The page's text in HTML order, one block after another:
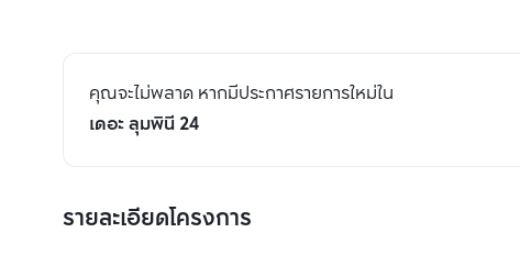
คุณจะไม่พลาด หากมีประกาศรายการใหม่ใน
เดอะ ลุมพินี 24
รายละเอียดโครงการ